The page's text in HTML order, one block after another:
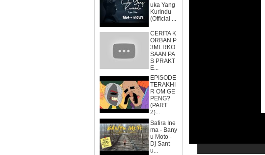
uka Yang
Kurindu
(Official ...
CERITA K
ORBAN P
3MERKO
SAAN PA
S PRAKT
E...
EPISODE
TERAKHI
R OM GE
PENG?
(PART
2)...
Safira Ine
ma - Bany
u Moto -
Dj Sant
u...